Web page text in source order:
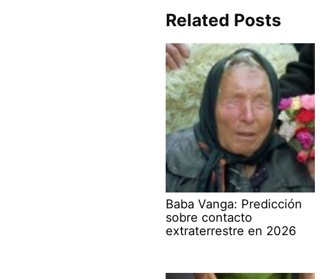
Related Posts
Baba Vanga: Predicción
sobre contacto
extraterrestre en 2026